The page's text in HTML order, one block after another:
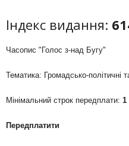
Індекс видання:
Часопис "Голос з-над Бугу"
Тематика: Громадсько-політичні
Мінімальний строк передплати: 1
Передплатити